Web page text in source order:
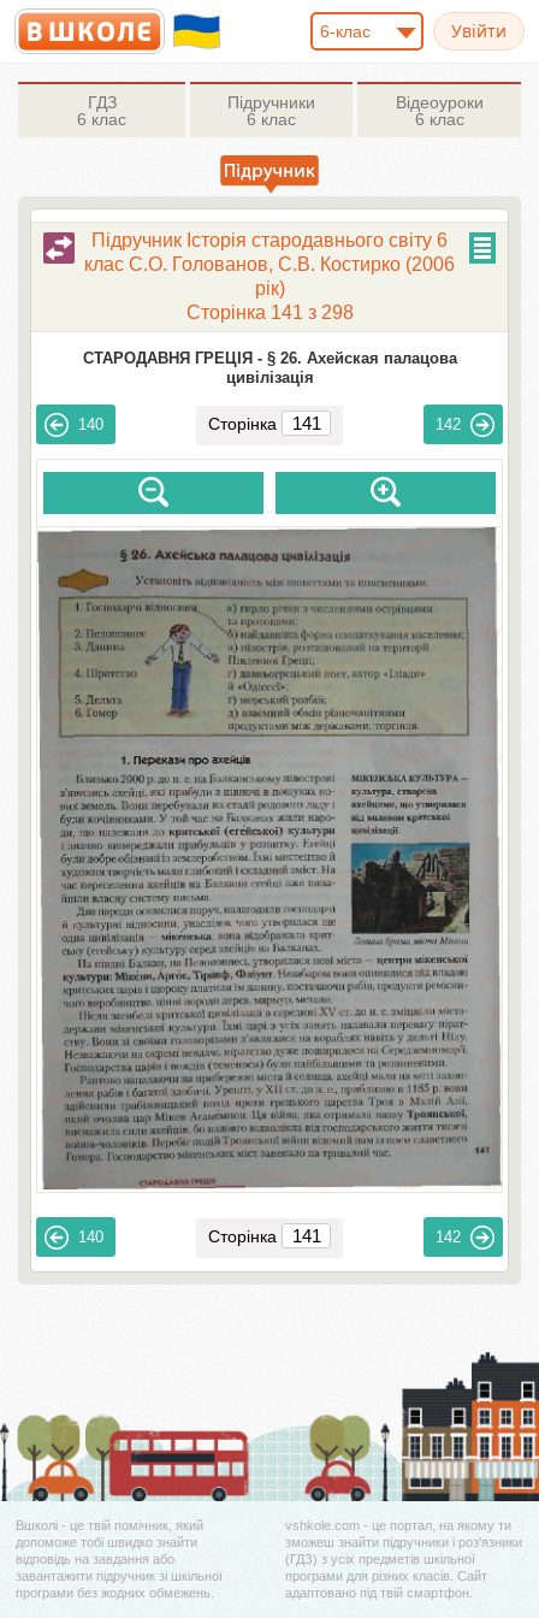
6-клас
ГДЗ
6 клас
Підручники
6 клас
Відеоуроки
6 клас
Підручник Історія стародавнього свiту 6
клас С.О. Голованов, С.В. Костирко (2006
рік)
Сторінка 141 з 298
СТАРОДАВНЯ ГРЕЦІЯ - § 26. Ахейская палацова
цивілізація
140 Сторінка 142
140 Сторінка 142
Вшколі - це твій помічник, який
допоможе тобі швидко знайти
відповідь на завдання або
завантажити підручник зі шкільної
програми без жодних обмежень.
vshkole.com - це портал, на якому ти
зможеш знайти підручники і роз'язники
(ГДЗ) з усіх предметів шкільної
програми для різних класів. Сайт
адаптовано під твій смартфон.